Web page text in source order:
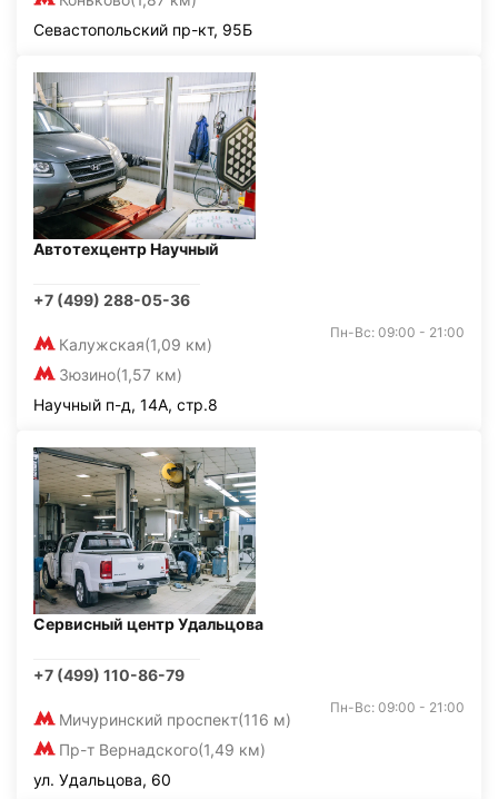
Севастопольский пр-кт, 95Б
Автотехцентр Научный
+7 (499) 288-05-36
Калужская(1,09 км)
Зюзино(1,57 км)
Пн-Вс: 09:00 - 21:00
Научный п-д, 14А, стр.8
Сервисный центр Удальцова
+7 (499) 110-86-79
Мичуринский проспект(116 м)
Пр-т Вернадского(1,49 км)
Пн-Вс: 09:00 - 21:00
ул. Удальцова, 60